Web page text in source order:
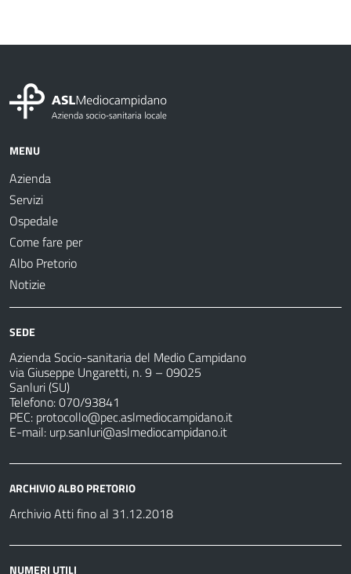
MENU
Azienda
Servizi
Ospedale
Come fare per
Albo Pretorio
Notizie
SEDE
Azienda Socio-sanitaria del Medio Campidano
via Giuseppe Ungaretti, n. 9 – 09025
Sanluri (SU)
Telefono: 070/93841
PEC: protocollo@pec.aslmediocampidano.it
E-mail: urp.sanluri@aslmediocampidano.it
ARCHIVIO ALBO PRETORIO
Archivio Atti fino al 31.12.2018
NUMERI UTILI